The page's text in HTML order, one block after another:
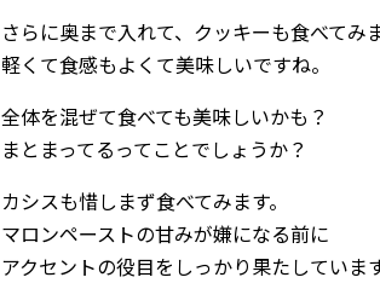
さらに奥まで入れて、クッキーも食べてみ
軽くて食感もよくて美味しいですね。
全体を混ぜて食べても美味しいかも？
まとまってるってことでしょうか？
カシスも惜しまず食べてみます。
マロンペーストの甘みが嫌になる前に
アクセントの役目をしっかり果たしていま